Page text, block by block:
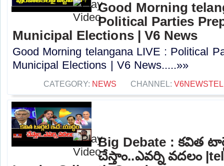
Good Morning
Political Parties
Municipal Elections | V6 News
Good Morning telangana LIVE : Political
Municipal Elections | V6 News.....»»
CATEGORY: NEWS CHANNEL:
Big Debate : కవిత
చేస్తాం..ఎవర్ని వదలం